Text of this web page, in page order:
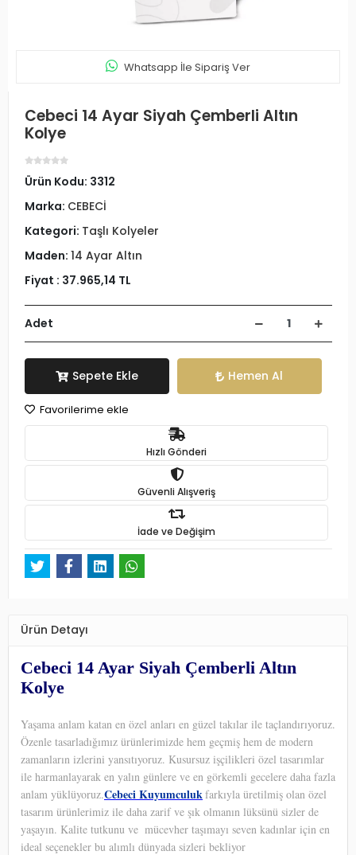
Whatsapp İle Sipariş Ver
Cebeci 14 Ayar Siyah Çemberli Altın
Kolye
Ürün Kodu: 3312
Marka: CEBECİ
Kategori: Taşlı Kolyeler
Maden: 14 Ayar Altın
Fiyat : 37.965,14 TL
Adet
Sepete Ekle Hemen Al
Favorilerime ekle
Hızlı Gönderi
Güvenli Alışveriş
İade ve Değişim
Ürün Detayı
Cebeci 14 Ayar Siyah Çemberli Altın
Kolye
Yaşama anlam katan en özel anları en güzel takılar ile taçlandırıyoruz.
Özenle tasarladığımız ürünlerimizde hem geçmiş hem de modern
zamanların izlerini yansıtıyoruz. Kusursuz işçilikleri özel tasarımlar
ile harmanlayarak en yalın günlere ve en görkemli gecelere daha fazla
anlam yüklüyoruz.Cebeci Kuyumculukfarkıyla üretilmiş olan özel
tasarım ürünlerimiz ile daha zarif ve şık olmanın lüksünü sizler de
yaşayın. Kalite tutkunu ve mücevher taşımayı seven kadınlar için en
ideal seçenekler bu alımlı dünyada sizleri bekliyor